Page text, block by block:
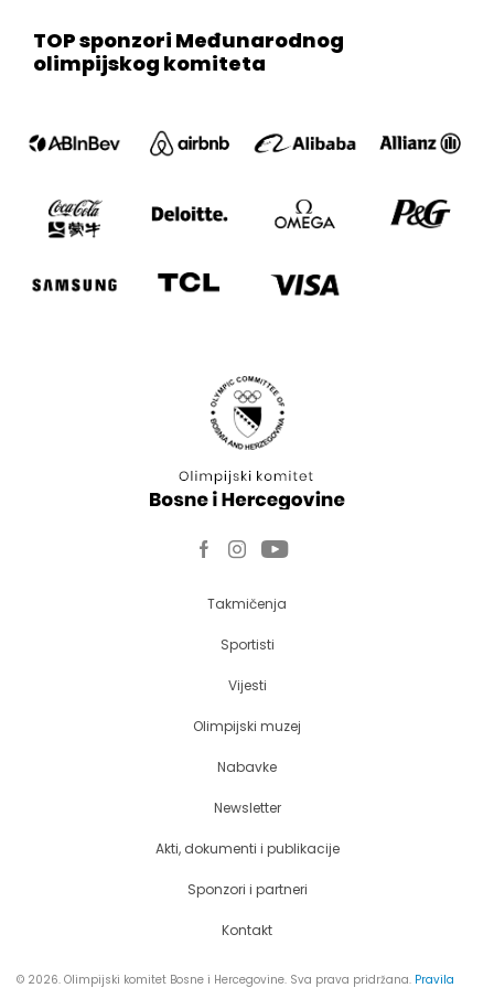
TOP sponzori Međunarodnog
olimpijskog komiteta
Takmičenja
Sportisti
Vijesti
Olimpijski muzej
Nabavke
Newsletter
Akti, dokumenti i publikacije
Sponzori i partneri
Kontakt
© 2026. Olimpijski komitet Bosne i Hercegovine. Sva prava pridržana. Pravila